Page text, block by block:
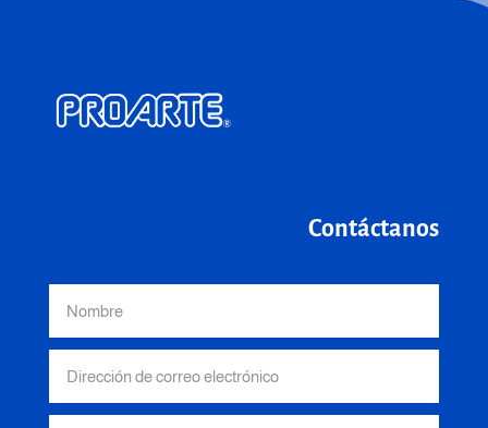
Contáctanos